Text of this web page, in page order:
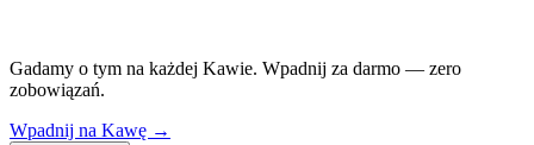
Gadamy o tym na każdej Kawie. Wpadnij za darmo — zero
zobowiązań.
Wpadnij na Kawę →